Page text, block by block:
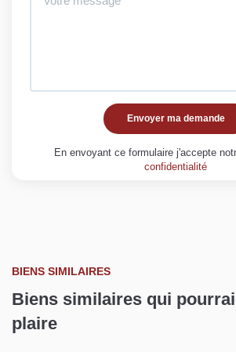
Envoyer ma demande
En envoyant ce formulaire j'accepte
confidentialité
BIENS SIMILAIRES
Biens similaires qui
plaire